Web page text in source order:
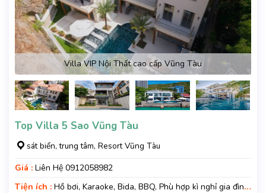
Villa VIP Nội Thất cao cấp Vũng Tàu
Top Villa 5 Sao Vũng Tàu
sát biển, trung tâm, Resort Vũng Tàu
Giá : Liên Hệ 0912058982
Tiện ích : Hồ bơi, Karaoke, Bida, BBQ, Phù hợp kì nghỉ gia đình,